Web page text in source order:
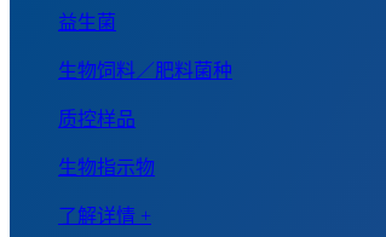
益生菌
生物饲料／肥料菌种
质控样品
生物指示物
了解详情 +